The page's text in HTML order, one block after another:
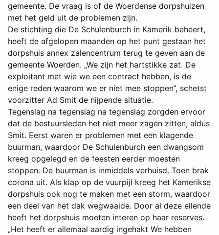
gemeente. De vraag is of de Woerdense dorpshuizen
met het geld uit de problemen zijn.
De stichting die De Schulenburch in Kamerik beheert,
heeft de afgelopen maanden op het punt gestaan het
dorpshuis annex zalencentrum terug te geven aan de
gemeente Woerden. „We zijn het hartstikke zat. De
exploitant met wie we een contract hebben, is de
enige reden waarom we er niet mee stoppen”, schetst
voorzitter Ad Smit de nijpende situatie.
Tegenslag na tegenslag na tegenslag zorgden ervoor
dat de bestuursleden het niet meer zagen zitten, aldus
Smit. Eerst waren er problemen met een klagende
buurman, waardoor De Schulenburch een dwangsom
kreeg opgelegd en de feesten eerder moesten
stoppen. De buurman is inmiddels verhuisd. Toen brak
corona uit. Als klap op de vuurpijl kreeg het Kamerikse
dorpshuis ook nog te maken met een storm, waardoor
een deel van het dak wegwaaide. Door al deze ellende
heeft het dorpshuis moeten interen op haar reserves.
„Het heeft er allemaal aardig ingehakt We hebben